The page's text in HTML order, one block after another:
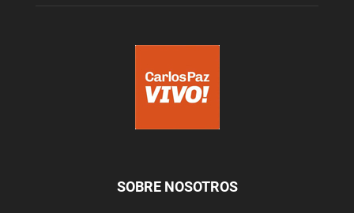
SOBRE NOSOTROS